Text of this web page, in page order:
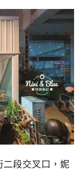
段交叉口，妮